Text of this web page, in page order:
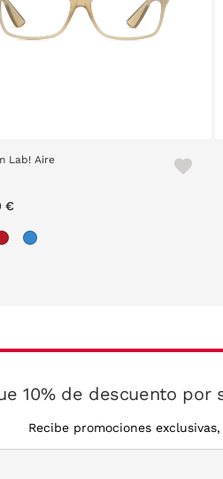
Lab! Aire
€
10% de descuento por
Recibe promociones